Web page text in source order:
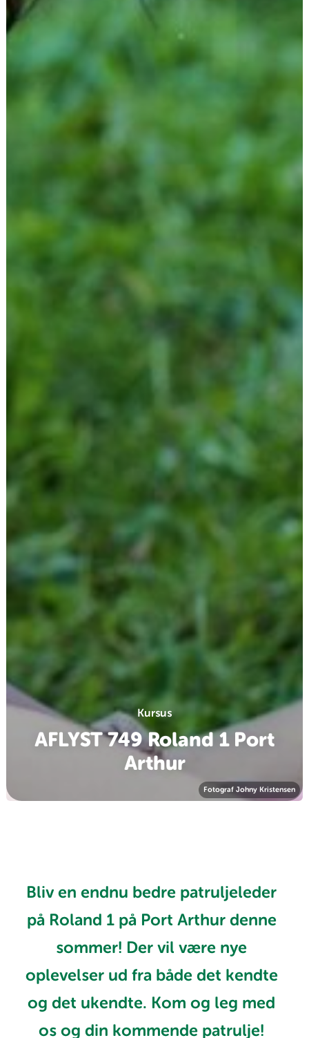
Kursus
AFLYST 749 Roland 1 Port
Arthur
Fotograf Johny Kristensen
Bliv en endnu bedre patruljeleder
på Roland 1 på Port Arthur denne
sommer! Der vil være nye
oplevelser ud fra både det kendte
og det ukendte. Kom og leg med
os og din kommende patrulje!